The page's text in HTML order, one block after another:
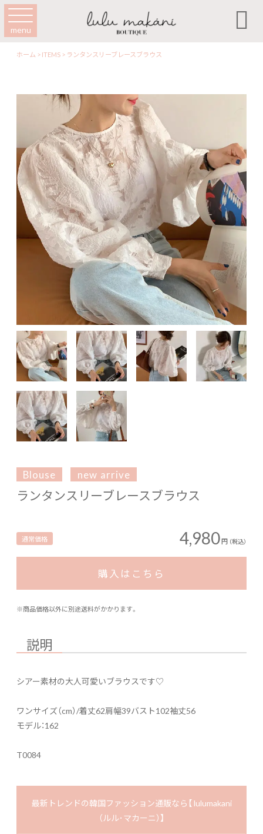
menu 
ホーム >ITEMS >ランタンスリーブレースブラウス
Blouse new arrive
ランタンスリーブレースブラウス
通常価格 4,980円 （税込）
購入はこちら
※商品価格以外に別途送料がかかります。
説明
シアー素材の大人可愛いブラウスです♡
ワンサイズ（cm）/着丈62肩幅39バスト102袖丈56
モデル：162
T0084
最新トレンドの韓国ファッション通販なら【 lulumakani
（ルル･マカーニ）】